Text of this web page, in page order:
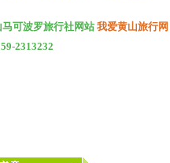
马可波罗旅行社网站 我爱黄山旅行网
2313232